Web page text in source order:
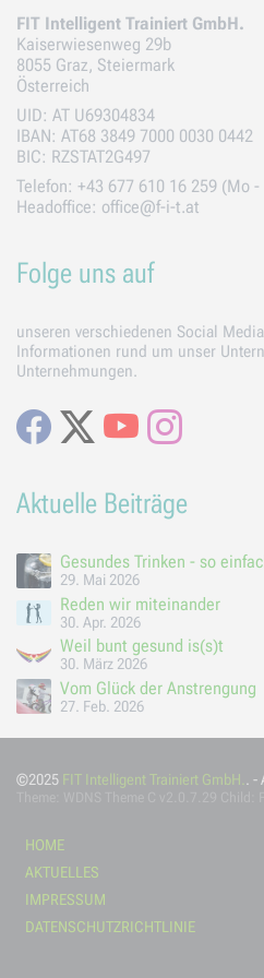
FIT Intelligent Trainiert GmbH.
Kaiserwiesenweg 29b
8055 Graz, Steiermark
Österreich
UID: AT U69304834
IBAN: AT68 3849 7000 0030 0442
BIC: RZSTAT2G497
Telefon: +43 677 610 16 259 (Mo
Headoffice: office@f-i-t.at
Folge uns auf
unseren verschiedenen Social
Informationen rund um unser
Unternehmungen.
Facebook
X Youtube
Aktuelle Beiträge
Gesundes Trinken - so
29. Mai 2026
Reden wir miteinander
30. Apr. 2026
Weil bunt gesund is(s)t
30. März 2026
Vom Glück der Anstrengung
27. Feb. 2026
©2025 FIT Intelligent Trainiert GmbH.. -
HOME
AKTUELLES
IMPRESSUM
DATENSCHUTZRICHTLINIE